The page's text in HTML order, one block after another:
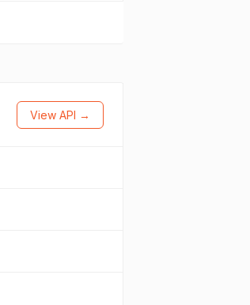
View API →